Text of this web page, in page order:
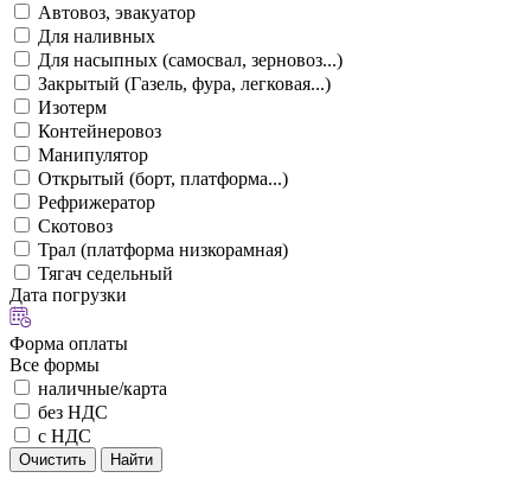
Автовоз, эвакуатор
Для наливных
Для насыпных (самосвал, зерновоз...)
Закрытый (Газель, фура, легковая...)
Изотерм
Контейнеровоз
Манипулятор
Открытый (борт, платформа...)
Рефрижератор
Скотовоз
Трал (платформа низкорамная)
Тягач седельный
Дата погрузки
Форма оплаты
Все формы
наличные/карта
без НДС
с НДС
Очистить Найти